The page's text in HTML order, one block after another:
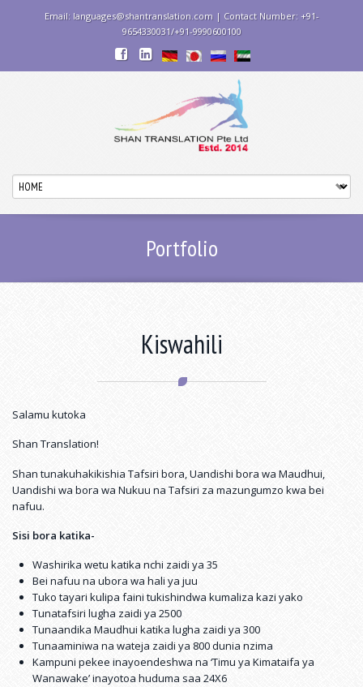
Email: languages@shantranslation.com | Contact Number: +91-
9654330031/+91-9990600100
Portfolio
Kiswahili
Salamu kutoka
Shan Translation!
Shan tunakuhakikishia Tafsiri bora, Uandishi bora wa Maudhui,
Uandishi wa bora wa Nukuu na Tafsiri za mazungumzo kwa bei
nafuu.
Sisi bora katika-
Washirika wetu katika nchi zaidi ya 35
Bei nafuu na ubora wa hali ya juu
Tuko tayari kulipa faini tukishindwa kumaliza kazi yako
Tunatafsiri lugha zaidi ya 2500
Tunaandika Maudhui katika lugha zaidi ya 300
Tunaaminiwa na wateja zaidi ya 800 dunia nzima
Kampuni pekee inayoendeshwa na ‘Timu ya Kimataifa ya
Wanawake’ inayotoa huduma saa 24X6